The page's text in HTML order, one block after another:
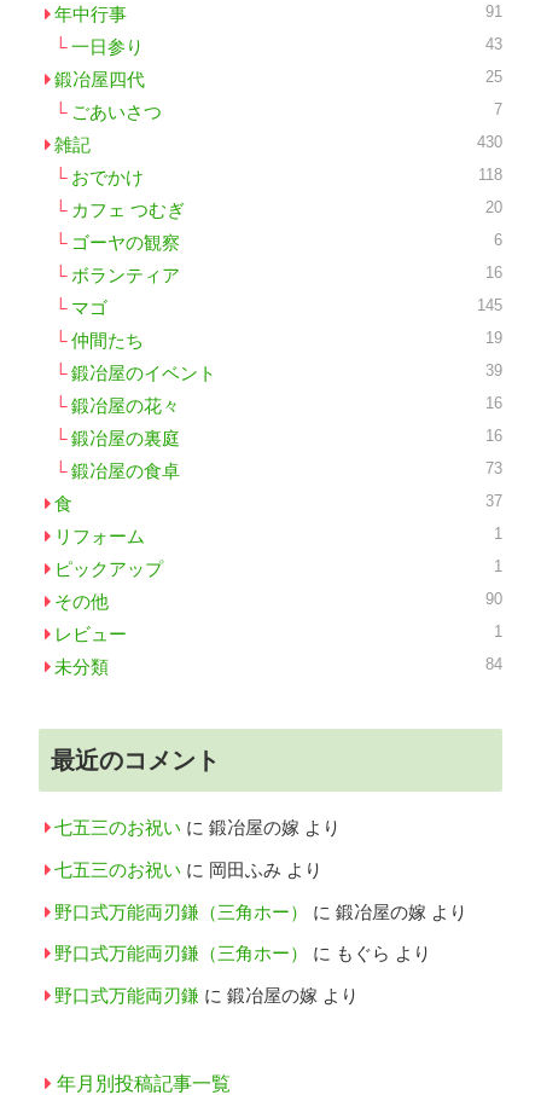
年中行事 91
一日参り 43
鍛冶屋四代 25
ごあいさつ 7
雑記 430
おでかけ 118
カフェ つむぎ 20
ゴーヤの観察 6
ボランティア 16
マゴ 145
仲間たち 19
鍛冶屋のイベント 39
鍛冶屋の花々 16
鍛冶屋の裏庭 16
鍛冶屋の食卓 73
食 37
リフォーム 1
ピックアップ 1
その他 90
レビュー 1
未分類 84
最近のコメント
七五三のお祝い に 鍛冶屋の嫁 より
七五三のお祝い に 岡田ふみ より
野口式万能両刃鎌（三角ホー） に 鍛冶屋の嫁 より
野口式万能両刃鎌（三角ホー） に もぐら より
野口式万能両刃鎌 に 鍛冶屋の嫁 より
年月別投稿記事一覧